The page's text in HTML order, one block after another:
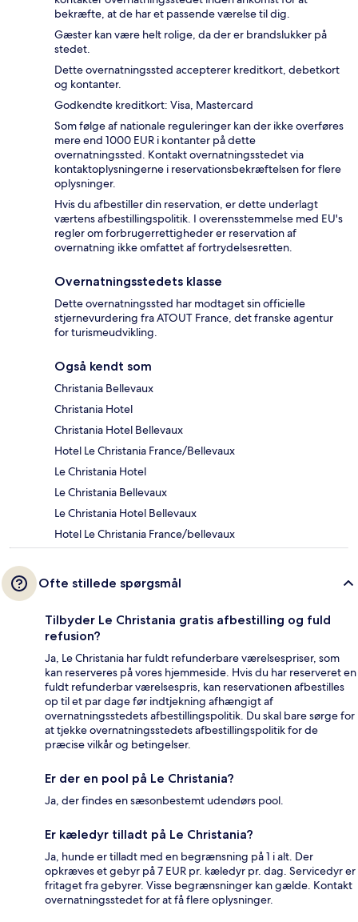
bekræfte, at de har et passende værelse til dig.
Gæster kan være helt rolige, da der er brandslukker på
stedet.
Dette overnatningssted accepterer kreditkort, debetkort
og kontanter.
Godkendte kreditkort: Visa, Mastercard
Som følge af nationale reguleringer kan der ikke overføres
mere end 1000 EUR i kontanter på dette
overnatningssted. Kontakt overnatningsstedet via
kontaktoplysningerne i reservationsbekræftelsen for flere
oplysninger.
Hvis du afbestiller din reservation, er dette underlagt
værtens afbestillingspolitik. I overensstemmelse med EU's
regler om forbrugerrettigheder er reservation af
overnatning ikke omfattet af fortrydelsesretten.
Overnatningsstedets klasse
Dette overnatningssted har modtaget sin officielle
stjernevurdering fra ATOUT France, det franske agentur
for turismeudvikling.
Også kendt som
Christania Bellevaux
Christania Hotel
Christania Hotel Bellevaux
Hotel Le Christania France/Bellevaux
Le Christania Hotel
Le Christania Bellevaux
Le Christania Hotel Bellevaux
Hotel Le Christania France/bellevaux
Ofte stillede spørgsmål
Tilbyder Le Christania gratis afbestilling og fuld
refusion?
Ja, Le Christania har fuldt refunderbare værelsespriser, som
kan reserveres på vores hjemmeside. Hvis du har reserveret en
fuldt refunderbar værelsespris, kan reservationen afbestilles
op til et par dage før indtjekning afhængigt af
overnatningsstedets afbestillingspolitik. Du skal bare sørge for
at tjekke overnatningsstedets afbestillingspolitik for de
præcise vilkår og betingelser.
Er der en pool på Le Christania?
Ja, der findes en sæsonbestemt udendørs pool.
Er kæledyr tilladt på Le Christania?
Ja, hunde er tilladt med en begrænsning på 1 i alt. Der
opkræves et gebyr på 7 EUR pr. kæledyr pr. dag. Servicedyr er
fritaget fra gebyrer. Visse begrænsninger kan gælde. Kontakt
overnatningsstedet for at få flere oplysninger.